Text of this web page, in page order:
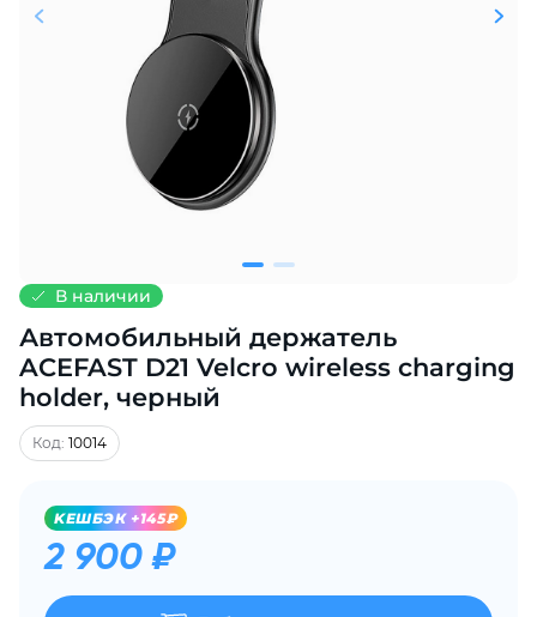
В наличии
Автомобильный держатель
ACEFAST D21 Velcro wireless charging
holder, черный
Код: 10014
KЕШБЭК +145₽
2 900 ₽
25
Добавляйте товары
в корзину
% картой любого банка
Получайте товар
выбранный способом
Оставшиеся
по25%каждые 2 недели
Подробнее